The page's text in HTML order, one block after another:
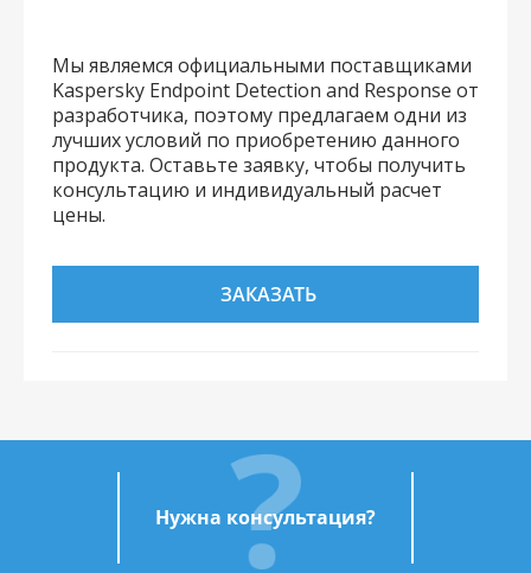
Мы являемся официальными поставщиками
Kaspersky Endpoint Detection and Response от
разработчика, поэтому предлагаем одни из
лучших условий по приобретению данного
продукта. Оставьте заявку, чтобы получить
консультацию и индивидуальный расчет
цены.
ЗАКАЗАТЬ
Нужна консультация?